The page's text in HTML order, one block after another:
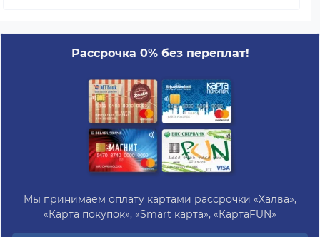
Рассрочка 0% без переплат!
Мы принимаем оплату картами рассрочки «Халва»,
«Карта покупок», «Smart карта», «КартаFUN»